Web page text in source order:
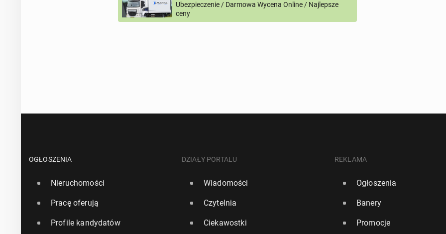
Ubezpieczenie / Darmowa Wycena Online / Najlepsze
ceny
OGŁOSZENIA
Nieruchomości
Pracę oferują
Profile kandydatów
DZIAŁY PORTALU
Wiadomości
Czytelnia
Ciekawostki
REKLAMA
Ogłoszenia
Banery
Promocje